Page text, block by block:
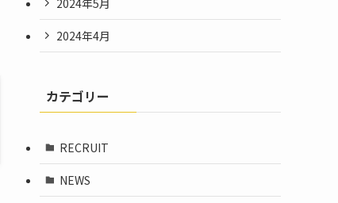
2024年4月
カテゴリー
RECRUIT
NEWS